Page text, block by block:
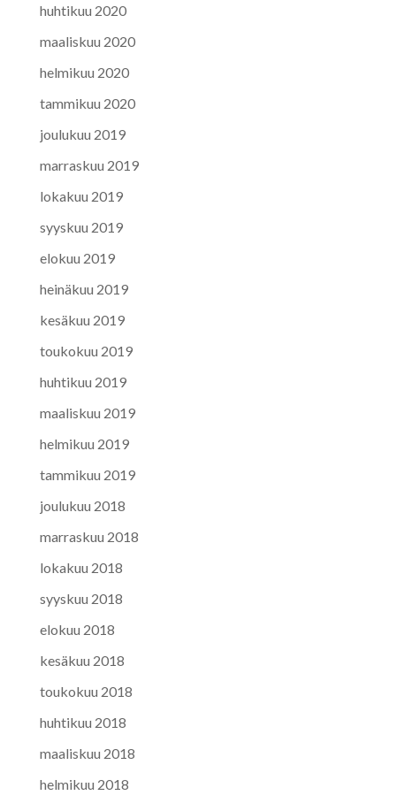
huhtikuu 2020
maaliskuu 2020
helmikuu 2020
tammikuu 2020
joulukuu 2019
marraskuu 2019
lokakuu 2019
syyskuu 2019
elokuu 2019
heinäkuu 2019
kesäkuu 2019
toukokuu 2019
huhtikuu 2019
maaliskuu 2019
helmikuu 2019
tammikuu 2019
joulukuu 2018
marraskuu 2018
lokakuu 2018
syyskuu 2018
elokuu 2018
kesäkuu 2018
toukokuu 2018
huhtikuu 2018
maaliskuu 2018
helmikuu 2018